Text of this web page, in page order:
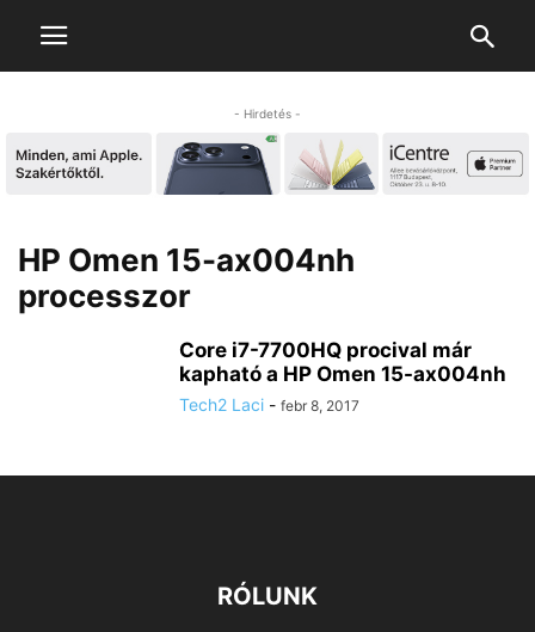
- Hirdetés -
HP Omen 15-ax004nh
processzor
Core i7-7700HQ procival már
kapható a HP Omen 15-ax004nh
Tech2 Laci - febr 8, 2017
RÓLUNK